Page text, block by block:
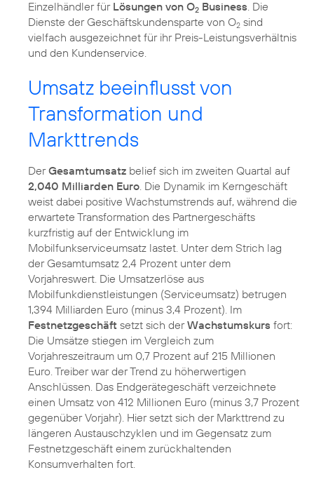
Einzelhändler für Lösungen von O2 Business . Die
Dienste der Geschäftskundensparte von O2 sind
vielfach ausgezeichnet für ihr Preis-Leistungsverhältnis
und den Kundenservice.
Umsatz beeinflusst von
Transformation und
Markttrends
DerGesamtumsatz belief sich im zweiten Quartal auf
2,040 Milliarden Euro . Die Dynamik im Kerngeschäft
weist dabei positive Wachstumstrends auf, während die
erwartete Transformation des Partnergeschäfts
kurzfristig auf der Entwicklung im
Mobilfunkserviceumsatz lastet. Unter dem Strich lag
der Gesamtumsatz 2,4 Prozent unter dem
Vorjahreswert. Die Umsatzerlöse aus
Mobilfunkdienstleistungen (Serviceumsatz) betrugen
1,394 Milliarden Euro (minus 3,4 Prozent). Im
Festnetzgeschäft setzt sich derWachstumskurs fort:
Die Umsätze stiegen im Vergleich zum
Vorjahreszeitraum um 0,7 Prozent auf 215 Millionen
Euro. Treiber war der Trend zu höherwertigen
Anschlüssen. Das Endgerätegeschäft verzeichnete
einen Umsatz von 412 Millionen Euro (minus 3,7 Prozent
gegenüber Vorjahr). Hier setzt sich der Markttrend zu
längeren Austauschzyklen und im Gegensatz zum
Festnetzgeschäft einem zurückhaltenden
Konsumverhalten fort.